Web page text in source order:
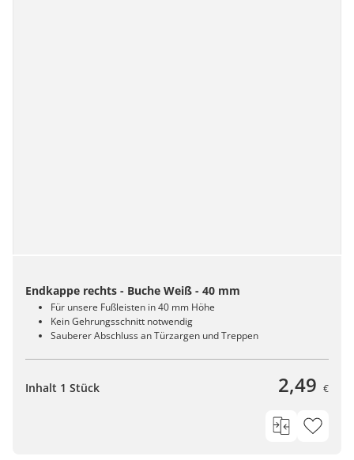
Endkappe rechts - Buche Weiß - 40 mm
Für unsere Fußleisten in 40 mm Höhe
Kein Gehrungsschnitt notwendig
Sauberer Abschluss an Türzargen und Treppen
Inhalt 1 Stück 2,49 €